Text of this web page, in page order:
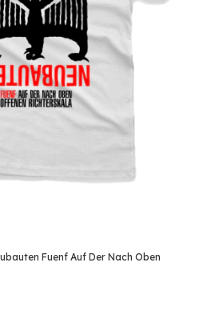
Fuenf Auf Der Nach Oben